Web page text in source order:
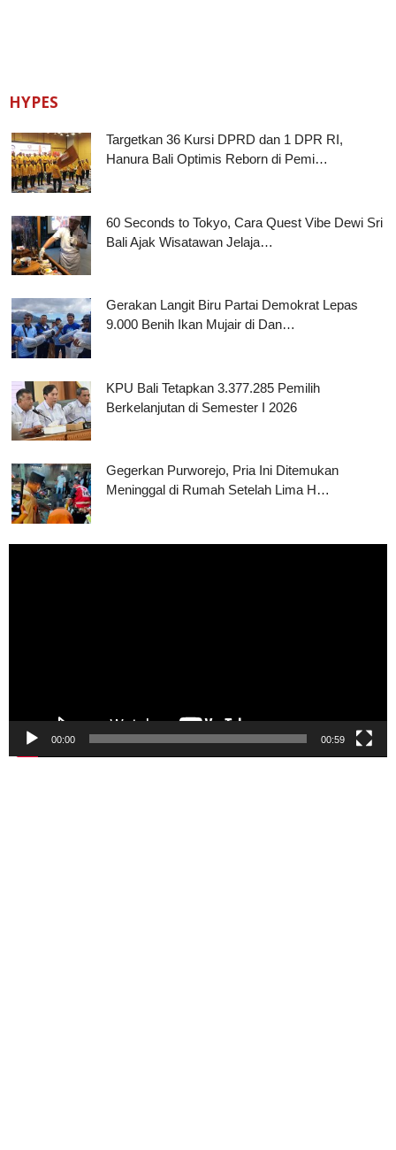
HYPES
Targetkan 36 Kursi DPRD dan 1 DPR RI,
Hanura Bali Optimis Reborn di Pemi…
60 Seconds to Tokyo, Cara Quest Vibe Dewi Sri
Bali Ajak Wisatawan Jelaja…
Gerakan Langit Biru Partai Demokrat Lepas
9.000 Benih Ikan Mujair di Dan…
KPU Bali Tetapkan 3.377.285 Pemilih
Berkelanjutan di Semester I 2026
Gegerkan Purworejo, Pria Ini Ditemukan
Meninggal di Rumah Setelah Lima H…
00:00 00:59